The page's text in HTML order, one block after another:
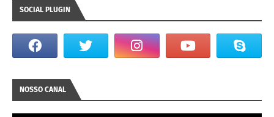
SOCIAL PLUGIN
NOSSO CANAL